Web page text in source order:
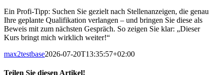
Ein Profi-Tipp: Suchen Sie gezielt nach Stellenanzeigen, die genau
Ihre geplante Qualifikation verlangen – und bringen Sie diese als
Beweis mit zum nächsten Gespräch. So zeigen Sie klar: „Dieser
Kurs bringt mich wirklich weiter!“
max2testbase2026-07-20T13:35:57+02:00
Teilen Sie diesen Artikel!